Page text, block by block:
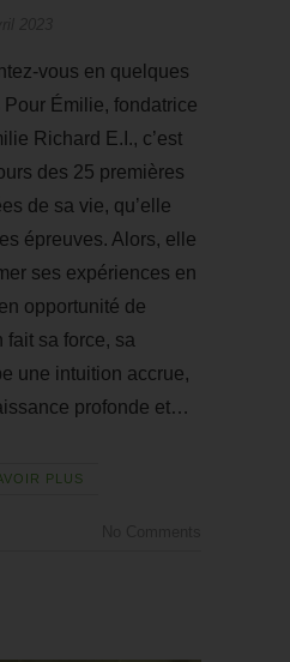
Pour Émilie, fondatrice
Richard E.I., c’est
des 25 premières
de sa vie, qu’elle
épreuves. Alors, elle
ses expériences en
opportunité de
fait sa force, sa
une intuition accrue,
profonde et…
PLUS